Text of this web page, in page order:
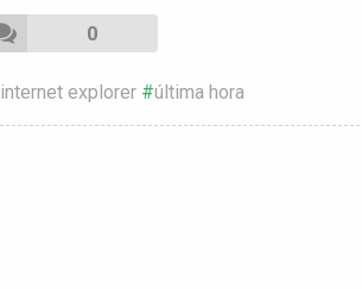
0
internet explorer última hora